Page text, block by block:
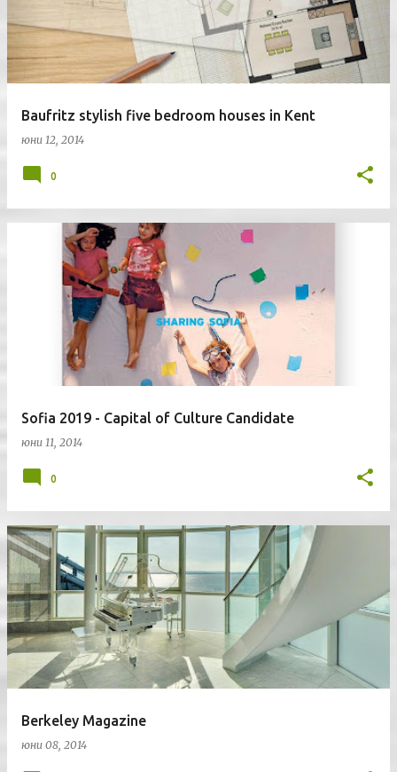
Baufritz stylish five bedroom houses in Kent
юни 12, 2014
0
Sofia 2019 - Capital of Culture Candidate
юни 11, 2014
0
Berkeley Magazine
юни 08, 2014